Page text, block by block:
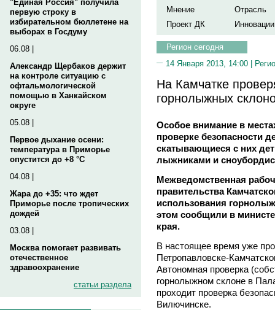
"Единая Россия" получила
первую строку в
избирательном бюллетене на
выборах в Госдуму
06.08 |
Александр Щербаков держит
на контроле ситуацию с
офтальмологической
помощью в Ханкайском
округе
05.08 |
Первое дыхание осени:
температура в Приморье
опустится до +8 °C
04.08 |
Жара до +35: что ждет
Приморье после тропических
дождей
03.08 |
Москва помогает развивать
отечественное
здравоохранение
статьи раздела
Мнение
Отрасль
Проект ДК
Инновации
Регион сегодня
14 Января 2013, 14:00 |
На Камчатке
горнолыжных
Особое внимание в
проверке безопасности
скатывающиеся с них
лыжниками и
Межведомственная
правительства
использования
этом сообщили в
края.
В настоящее время уже
Петропавловске-
Автономная проверка
горнолыжном склоне в
проходит проверка
Вилючинске.